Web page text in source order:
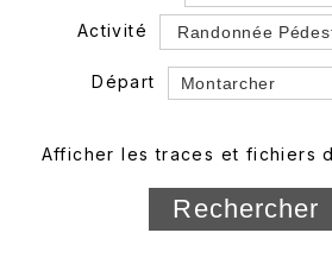
Activité
Départ
Département
Longueur min/max
Afficher les traces et fichiers